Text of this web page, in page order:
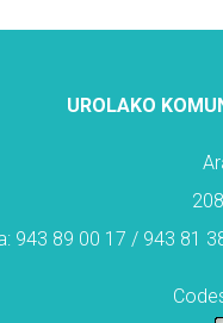
UROLAKO
943 89 00 17 / 943 81